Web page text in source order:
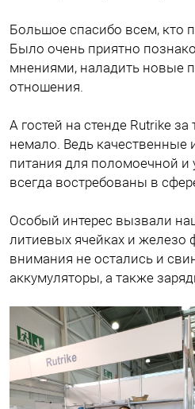
Большое спасибо всем, кто
Было очень приятно
мнениями, наладить новые
отношения.
А гостей на стенде Rutrike
немало. Ведь качественные
питания для поломоечной и
всегда востребованы в
Особый интерес вызвали
литиевых ячейках и железо
внимания не остались и
аккумуляторы, а также